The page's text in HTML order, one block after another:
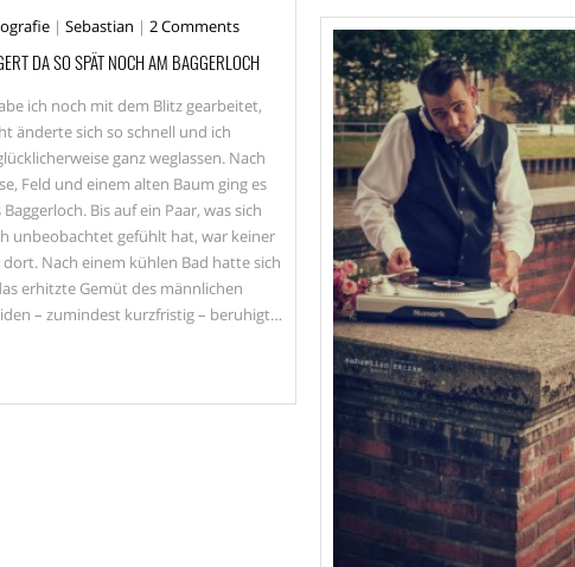
| Sebastian | 2 Comments
DA SO SPÄT NOCH AM BAGGERLOCH
ich noch mit dem Blitz gearbeitet,
änderte sich so schnell und ich
ganz weglassen. Nach
Feld und einem alten Baum ging es
Bis auf ein Paar, was sich
unbeobachtet gefühlt hat, war keiner
Nach einem kühlen Bad hatte sich
erhitzte Gemüt des männlichen
– zumindest kurzfristig – beruhigt…